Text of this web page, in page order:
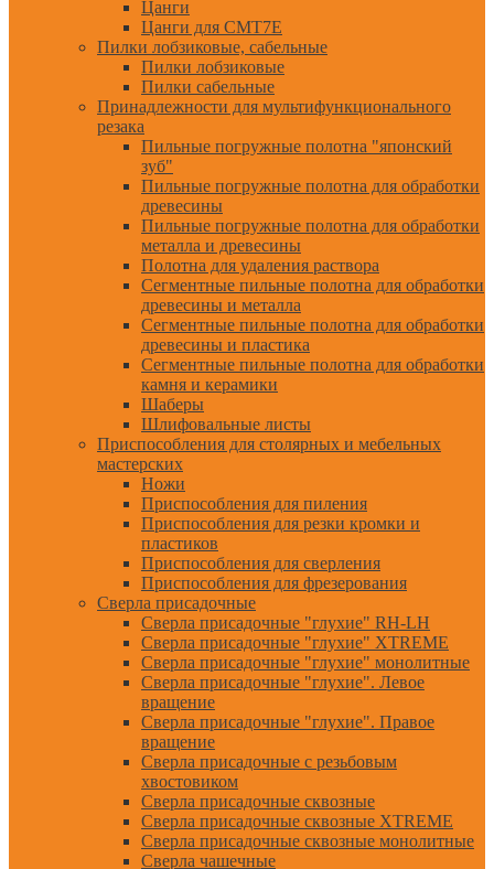
Цанги
Цанги для CMT7E
Пилки лобзиковые, сабельные
Пилки лобзиковые
Пилки сабельные
Принадлежности для мультифункционального
резака
Пильные погружные полотна "японский
зуб"
Пильные погружные полотна для обработки
древесины
Пильные погружные полотна для обработки
металла и древесины
Полотна для удаления раствора
Сегментные пильные полотна для обработки
древесины и металла
Сегментные пильные полотна для обработки
древесины и пластика
Сегментные пильные полотна для обработки
камня и керамики
Шаберы
Шлифовальные листы
Приспособления для столярных и мебельных
мастерских
Ножи
Приспособления для пиления
Приспособления для резки кромки и
пластиков
Приспособления для сверления
Приспособления для фрезерования
Сверла присадочные
Сверла присадочные "глухие" RH-LH
Сверла присадочные "глухие" XTREME
Сверла присадочные "глухие" монолитные
Сверла присадочные "глухие". Левое
вращение
Сверла присадочные "глухие". Правое
вращение
Сверла присадочные с резьбовым
хвостовиком
Сверла присадочные сквозные
Сверла присадочные сквозные XTREME
Сверла присадочные сквозные монолитные
Сверла чашечные